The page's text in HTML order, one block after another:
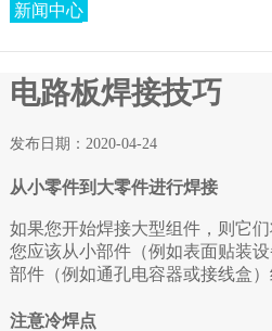
新闻中心
电路板焊接技巧
发布日期：2020-04-24
从小零件到大零件进行焊接
如果您开始焊接大型组件，则它们
您应该从小部件（例如表面贴装
部件（例如通孔电容器或接线盒）
注意冷焊点